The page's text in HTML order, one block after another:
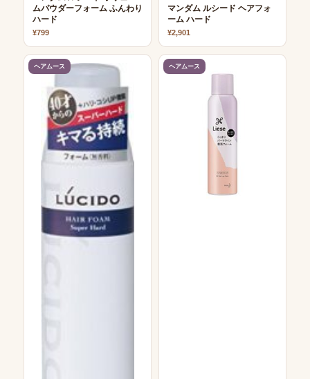
ムパウダーフォーム ふんわり
ハード
¥799
マンダム ルシード ヘアフォ
ーム ハード
¥2,901
ヘアムース ヘアムース